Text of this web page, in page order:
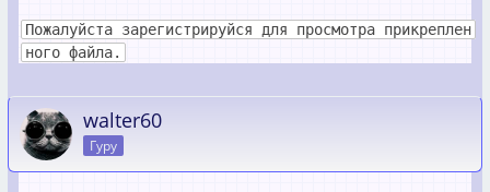
Пожалуйста зарегистрируйся для просмотра прикреплен
ного файла.
walter60
Гуру